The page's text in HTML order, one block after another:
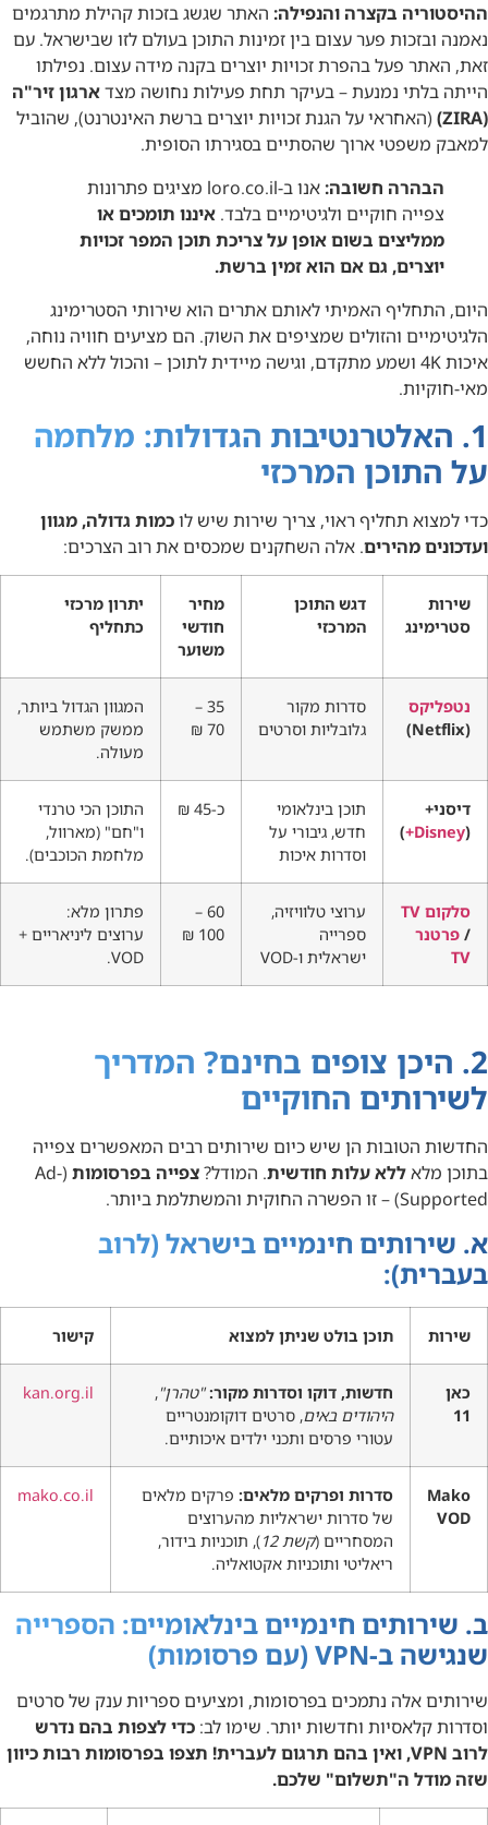
ההיסטוריה בקצרה והנפילה: האתר שגשג בזכות קהילת מתרגמים
נאמנה ובזכות פער עצום בין זמינות התוכן בעולם לזו שבישראל. עם
זאת, האתר פעל בהפרת זכויות יוצרים בקנה מידה עצום. נפילתו
הייתה בלתי נמנעת – בעיקר תחת פעילות נחושה מצדארגון זיר"ה
(ZIRA)
(האחראי על הגנת זכויות יוצרים ברשת האינטרנט), שהוביל
למאבק משפטי ארוך שהסתיים בסגירתו הסופית.
הבהרה חשובה:
אנו ב-loro.co.il מציגים פתרונות
צפייה חוקיים ולגיטימיים בלבד. איננו תומכים או
ממליצים בשום אופן על צריכת תוכן המפר זכויות
יוצרים, גם אם הוא זמין ברשת.
היום, התחליף האמיתי לאותם אתרים הוא שירותי הסטרימינג
הלגיטימיים והזולים שמציפים את השוק. הם מציעים חוויה נוחה,
איכות 4K ושמע מתקדם, וגישה מיידית לתוכן – והכול ללא החשש
מאי-חוקיות.
1. האלטרנטיבות הגדולות: מלחמה
על התוכן המרכזי
כדי למצוא תחליף ראוי, צריך שירות שיש לוכמות גדולה, מגוון
ועדכונים מהירים. אלה השחקנים שמכסים את רוב הצרכים:
שירות
סטרימינג
דגש התוכן
המרכזי
מחיר
חודשי
משוער
יתרון מרכזי
כתחליף
נטפליקס
(Netflix)
סדרות מקור
גלובליות וסרטים
35 –
70 ₪
המגוון הגדול ביותר,
ממשק משתמש
מעולה.
דיסני+
(
Disney+
)
תוכן בינלאומי
חדש, גיבורי על
וסדרות איכות
כ-45 ₪
התוכן הכי טרנדי
ו"חם" (מארוול,
מלחמת הכוכבים).
סלקום TV
/ פרטנר
TV
ערוצי טלוויזיה,
ספרייה
ישראלית ו-VOD
60 –
100 ₪
פתרון מלא:
ערוצים ליניאריים +
VOD.
2. היכן צופים בחינם? המדריך
לשירותים החוקיים
החדשות הטובות הן שיש כיום שירותים רבים המאפשרים צפייה
בתוכן מלאללא עלות חודשית. המודל?צפייה בפרסומות (Ad-
Supported) – זו הפשרה החוקית והמשתלמת ביותר.
א. שירותים חינמיים בישראל (לרוב
בעברית):
שירות תוכן בולט שניתן למצוא קישור
כאן
11
חדשות, דוקו וסדרות מקור: "טהרן",
היהודים באים, סרטים דוקומנטריים
עטורי פרסים ותכני ילדים איכותיים.
kan.org.il
Mako
VOD
סדרות ופרקים מלאים: פרקים מלאים
של סדרות ישראליות מהערוצים
המסחריים (קשת 12
), תוכניות בידור,
ריאליטי ותוכניות אקטואליה.
mako.co.il
ב. שירותים חינמיים בינלאומיים: הספרייה
שנגישה ב-VPN (עם פרסומות)
שירותים אלה נתמכים בפרסומות, ומציעים ספריות ענק של סרטים
וסדרות קלאסיות וחדשות יותר. שימו לב: כדי לצפות בהם נדרש
לרוב VPN, ואין בהם תרגום לעברית! תצפו בפרסומות רבות כיוון
שזה מודל ה"תשלום" שלכם.